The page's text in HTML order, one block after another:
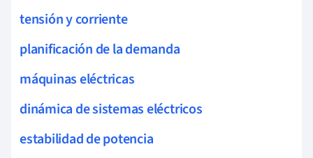
tensión y corriente
planificación de la demanda
máquinas eléctricas
dinámica de sistemas eléctricos
estabilidad de potencia